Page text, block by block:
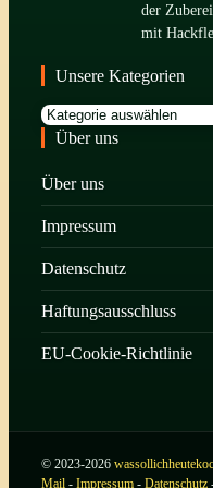
der
mit
Unsere Kategorien
Kategorien
Über uns
Über uns
Impressum
Datenschutz
Haftungsausschluss
EU-Cookie-Richtlinie
© 2023-2026
Mail - Impressum - Datenschutz